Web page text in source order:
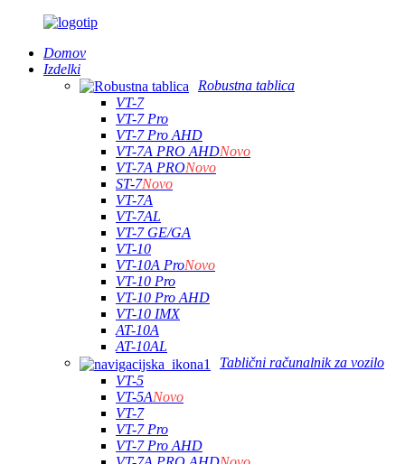
Domov
Izdelki
Robustna tablica
VT-7
VT-7 Pro
VT-7 Pro AHD
VT-7A PRO AHDNovo
VT-7A PRONovo
ST-7Novo
VT-7A
VT-7AL
VT-7 GE/GA
VT-10
VT-10A ProNovo
VT-10 Pro
VT-10 Pro AHD
VT-10 IMX
AT-10A
AT-10AL
Tablični računalnik za vozilo
VT-5
VT-5ANovo
VT-7
VT-7 Pro
VT-7 Pro AHD